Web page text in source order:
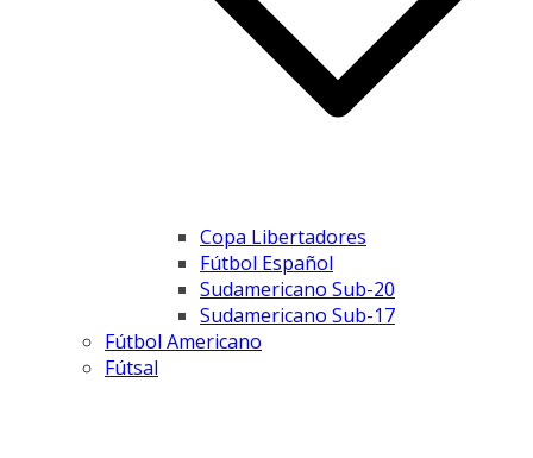
Copa Libertadores
Fútbol Español
Sudamericano Sub-20
Sudamericano Sub-17
Fútbol Americano
Fútsal